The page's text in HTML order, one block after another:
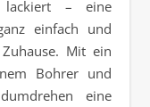
einfach und
Mit ein
Bohrer und
eine